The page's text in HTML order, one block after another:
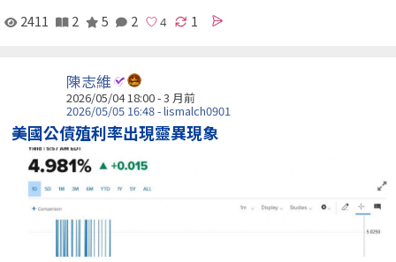
2411 2 5 2 1
陳志維
2026/05/04 18:00 - 3 月前
2026/05/05 16:48 - lismalch0901
美國公債殖利率出現靈異現象